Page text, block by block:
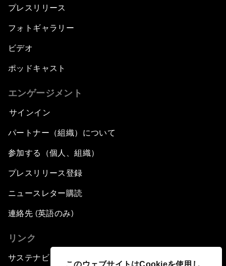
このウェブサイトはCookieを使用し
プレスリリース
フォトギャラリー
ビデオ
ポッドキャスト
エンゲージメント
サインイン
パートナー（組織）について
参加する（個人、組織）
プレスリリース登録
ニュースレター購読
連絡先 (英語のみ)
リンク
サステナビリティへの取り組み